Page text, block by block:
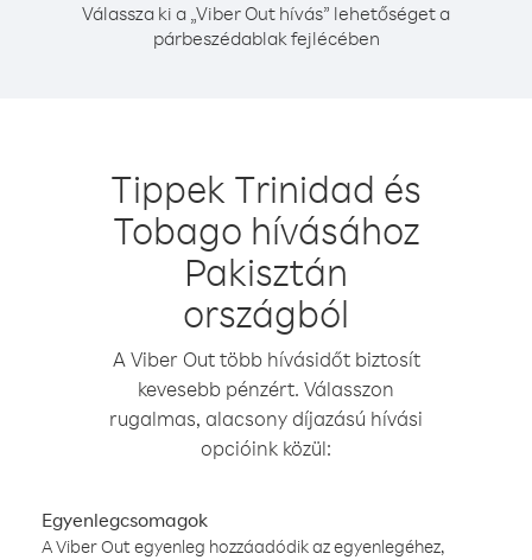
Válassza ki a „Viber Out hívás” lehetőséget a
párbeszédablak fejlécében
Tippek Trinidad és
Tobago hívásához
Pakisztán
országból
A Viber Out több hívásidőt biztosít
kevesebb pénzért. Válasszon
rugalmas, alacsony díjazású hívási
opcióink közül:
Egyenlegcsomagok
A Viber Out egyenleg hozzáadódik az egyenlegéhez,